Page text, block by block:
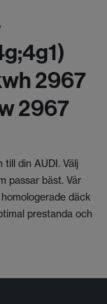
2967
2967
din AUDI. Välj
passar bäst. Vår
däck
prestanda och